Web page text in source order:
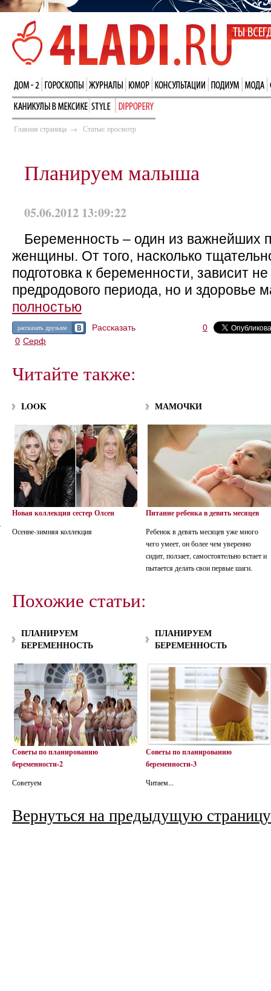
Главная страница → Статьи: просмотр
Планируем малыша
05.06.2012 13:09:22
Беременность – один из важнейших
женщины. От того, насколько
подготовка к беременности, зависит
предродового периода, но и здоровье
полностью
рассказать друзьям Рассказать
0
0 Серф
Читайте также:
LOOK
Новая коллекция сестер Олсен
Осенне-зимняя коллекция
МАМОЧКИ
Питание ребенка в девять месяцев
Ребенок в девять месяцев уже много
чего умеет, он более чем уверенно
сидит, ползает, самостоятельно встает и
пытается делать свои первые шаги.
Похожие статьи:
ПЛАНИРУЕМ
БЕРЕМЕННОСТЬ
Советы по планированию
беременности-2
Советуем
ПЛАНИРУЕМ
БЕРЕМЕННОСТЬ
Советы по планированию
беременности-3
Читаем...
Вернуться на предыдущую страницу